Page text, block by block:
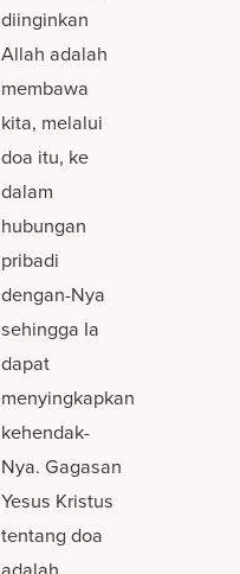
diinginkan
Allah adalah
membawa
kita, melalui
doa itu, ke
dalam
hubungan
pribadi
dengan-Nya
sehingga Ia
dapat
menyingkapkan
kehendak-
Nya. Gagasan
Yesus Kristus
tentang doa